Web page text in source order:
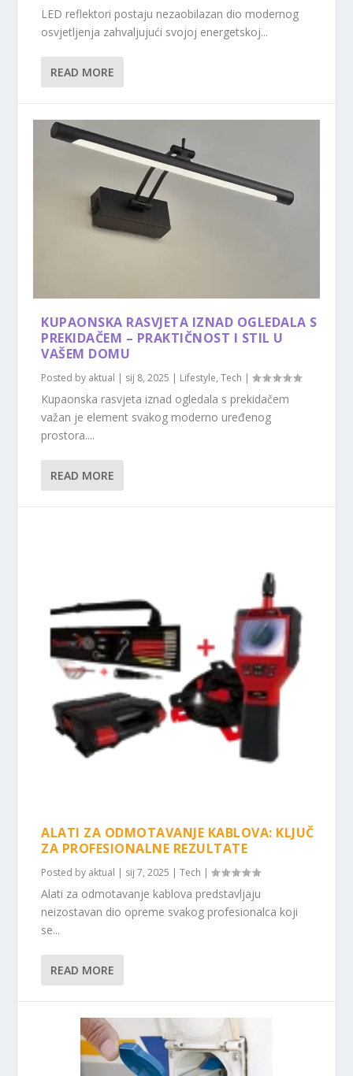
LED reflektori postaju nezaobilazan dio modernog
osvjetljenja zahvaljujući svojoj energetskoj...
READ MORE
KUPAONSKA RASVJETA IZNAD OGLEDALA S
PREKIDAČEM – PRAKTIČNOST I STIL U
VAŠEM DOMU
Posted by aktual | sij 8, 2025 | Lifestyle,Tech |
Kupaonska rasvjeta iznad ogledala s prekidačem
važan je element svakog moderno uređenog
prostora....
READ MORE
ALATI ZA ODMOTAVANJE KABLOVA: KLJUČ
ZA PROFESIONALNE REZULTATE
Posted by aktual | sij 7, 2025 |Tech |
Alati za odmotavanje kablova predstavljaju
neizostavan dio opreme svakog profesionalca koji
se...
READ MORE